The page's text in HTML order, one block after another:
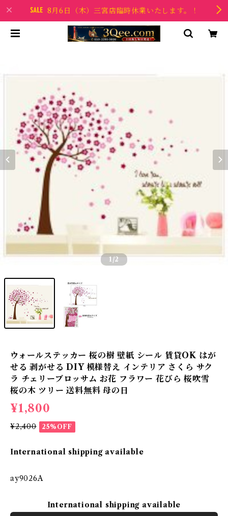
8月6日（木）三宮店臨時休業いたします。！
1/2
ウォールステッカー 桜の樹 壁紙 シール 賃貸OK はが
せる 剥がせる DIY 模様替え インテリア さくら サク
ラ チェリーブロッサム お花 フラワー 花びら 桜吹雪
桜の木 ツリー 送料無料 母の日
¥1,800
¥2,400 25%OFF
International shipping available
ay9026A
International shipping available